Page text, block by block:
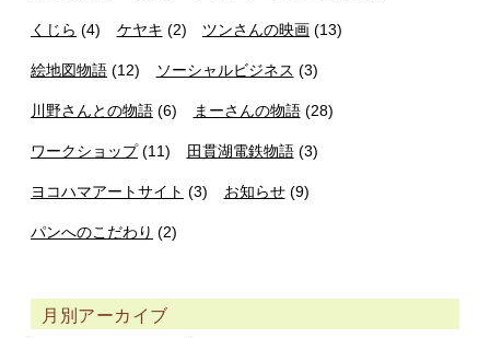
くじら (4) ケヤキ (2) ツンさんの映画 (13)
絵地図物語 (12) ソーシャルビジネス (3)
川野さんとの物語 (6) まーさんの物語(28)
ワークショップ(11) 田貫湖電鉄物語(3)
ヨコハマアートサイト (3) お知らせ(9)
パンへのこだわり (2)
月別アーカイブ